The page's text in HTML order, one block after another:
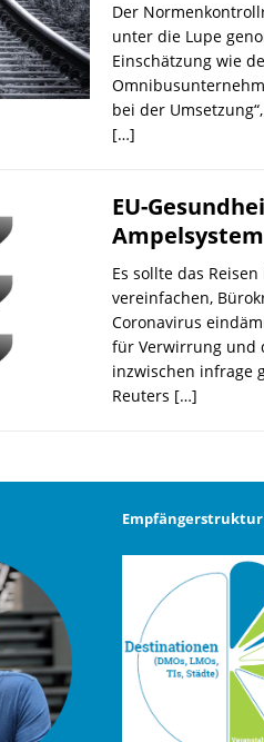
Der
unter die Lupe
Einschätzung wie
bei der
[…]
EU-
Es sollte das
vereinfachen,
Coronavirus
für Verwirrung und
inzwischen infrage
Reuters […]
Empfängerstruktur